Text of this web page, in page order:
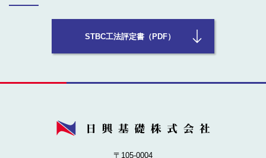
STBC工法評定書（PDF）
〒105-0004